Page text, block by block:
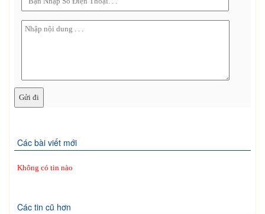
Các bài viết mới
Không có tin nào
Các tin cũ hơn